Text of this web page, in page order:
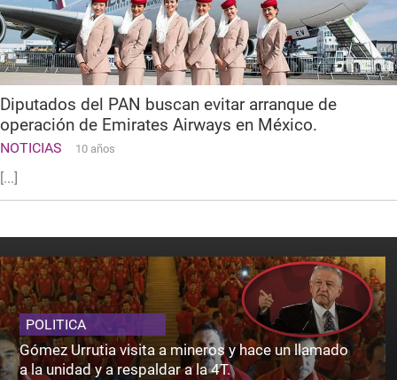
Diputados del PAN buscan evitar arranque de
operación de Emirates Airways en México.
NOTICIAS 10 años
[...]
POLITICA
Gómez Urrutia visita a mineros y hace un llamado
a la unidad y a respaldar a la 4T.